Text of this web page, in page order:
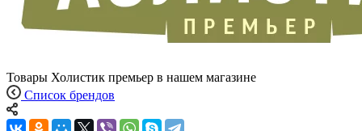
Товары Холистик премьер в нашем магазине
Список брендов